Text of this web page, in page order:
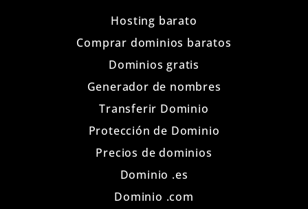
Hosting barato
Comprar dominios baratos
Dominios gratis
Generador de nombres
Transferir Dominio
Protección de Dominio
Precios de dominios
Dominio .es
Dominio .com